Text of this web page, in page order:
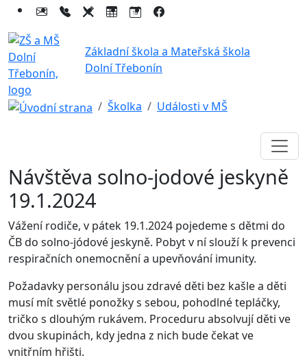
Základní škola a Mateřská škola
Dolní Třebonín
Školka Události v MŠ
Návštěva solno-jodové jeskyně
19.1.2024
Vážení rodiče, v pátek 19.1.2024 pojedeme s dětmi do
ČB do solno-jódové jeskyně. Pobyt v ní slouží k prevenci
respiračních onemocnění a upevňování imunity.
Požadavky personálu jsou zdravé děti bez kašle a děti
musí mít světlé ponožky s sebou, pohodlné tepláčky,
tričko s dlouhým rukávem. Proceduru absolvují děti ve
dvou skupinách, kdy jedna z nich bude čekat ve
vnitřním hřišti.